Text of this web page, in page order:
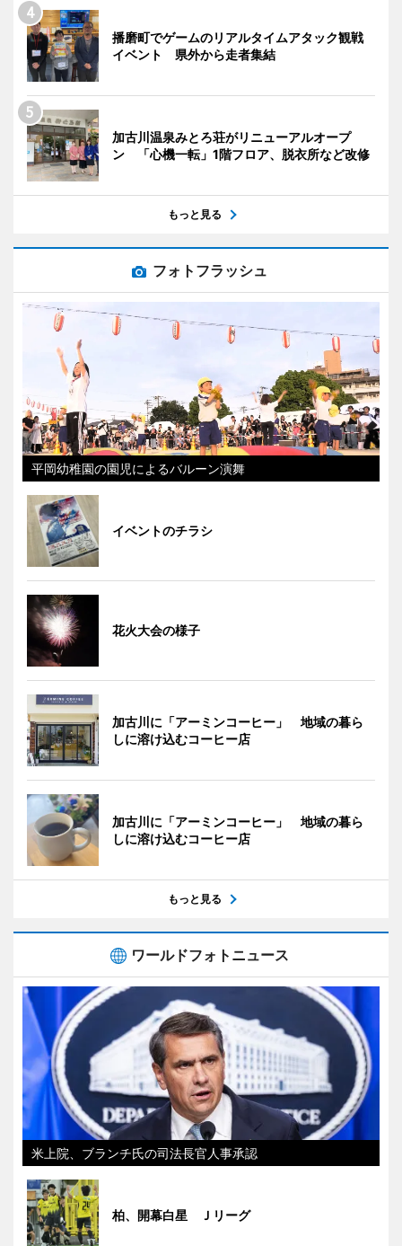
播磨町でゲームのリアルタイムアタック観戦
イベント 県外から走者集結
加古川温泉みとろ荘がリニューアルオープ
ン 「心機一転」1階フロア、脱衣所など改修
もっと見る
フォトフラッシュ
平岡幼稚園の園児によるバルーン演舞
イベントのチラシ
花火大会の様子
加古川に「アーミンコーヒー」 地域の暮ら
しに溶け込むコーヒー店
加古川に「アーミンコーヒー」 地域の暮ら
しに溶け込むコーヒー店
もっと見る
ワールドフォトニュース
米上院、ブランチ氏の司法長官人事承認
柏、開幕白星 Ｊリーグ